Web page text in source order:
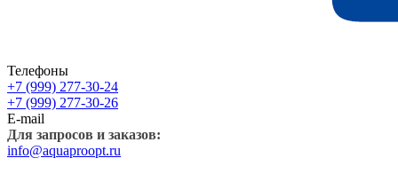
Телефоны
+7 (999) 277-30-24
+7 (999) 277-30-26
E-mail
Для запросов и заказов:
info@aquaproopt.ru